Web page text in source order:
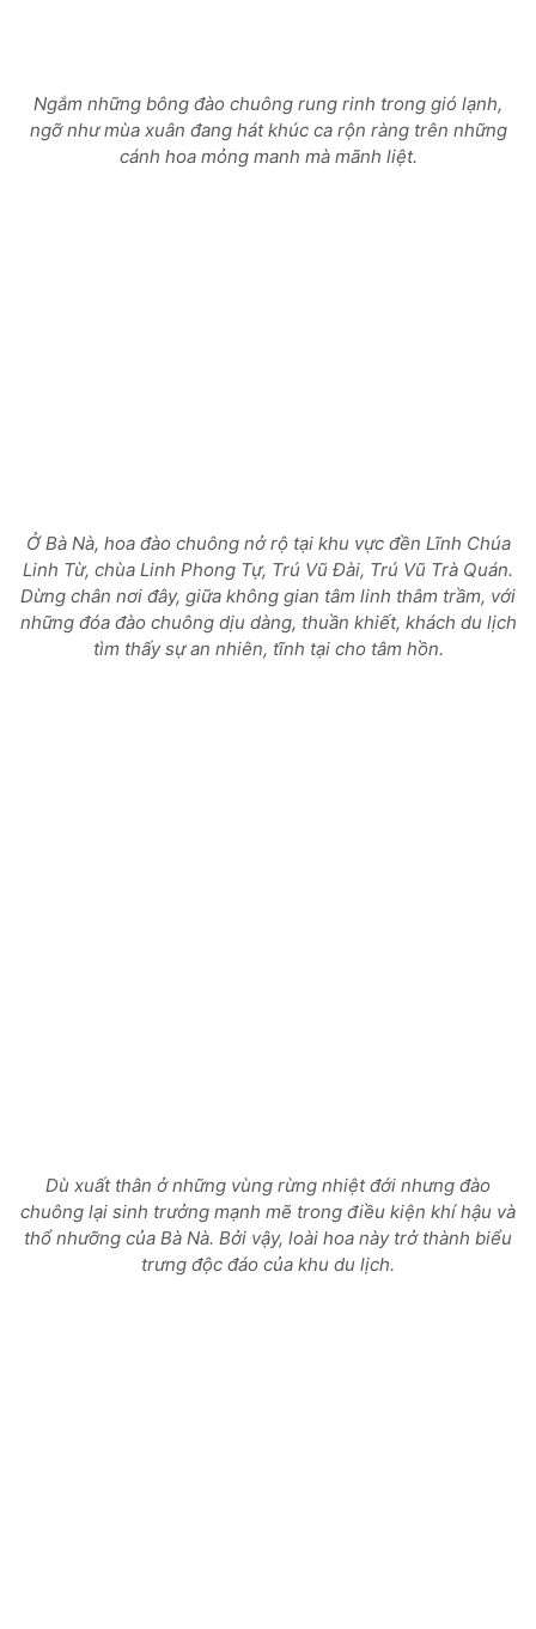
Ngắm những bông đào chuông rung rinh trong gió lạnh,
ngỡ như mùa xuân đang hát khúc ca rộn ràng trên những
cánh hoa mỏng manh mà mãnh liệt.
Ở Bà Nà, hoa đào chuông nở rộ tại khu vực đền Lĩnh Chúa
Linh Từ, chùa Linh Phong Tự, Trú Vũ Đài, Trú Vũ Trà Quán.
Dừng chân nơi đây, giữa không gian tâm linh thâm trầm, với
những đóa đào chuông dịu dàng, thuần khiết, khách du lịch
tìm thấy sự an nhiên, tĩnh tại cho tâm hồn.
Dù xuất thân ở những vùng rừng nhiệt đới nhưng đào
chuông lại sinh trưởng mạnh mẽ trong điều kiện khí hậu và
thổ nhưỡng của Bà Nà. Bởi vậy, loài hoa này trở thành biểu
trưng độc đáo của khu du lịch.